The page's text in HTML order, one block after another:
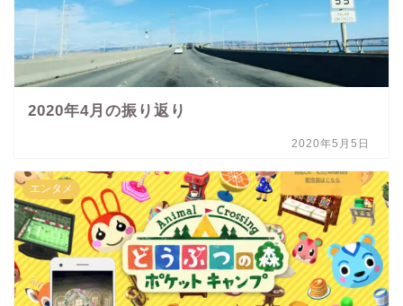
2020年4月の振り返り
2020年5月5日
エンタメ